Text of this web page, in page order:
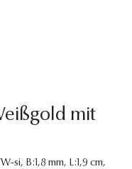
mit
si, B:1,8 mm, L:1,9 cm,